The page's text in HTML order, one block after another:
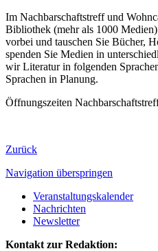
Im Nachbarschaftstreff und
Bibliothek (mehr als 1000
vorbei und tauschen Sie Bücher,
spenden Sie Medien in
wir Literatur in folgenden
Sprachen in Planung.
Öffnungszeiten
Zurück
Navigation überspringen
Veranstaltungskalender
Nachrichten
Newsletter
Kontakt zur Redaktion: